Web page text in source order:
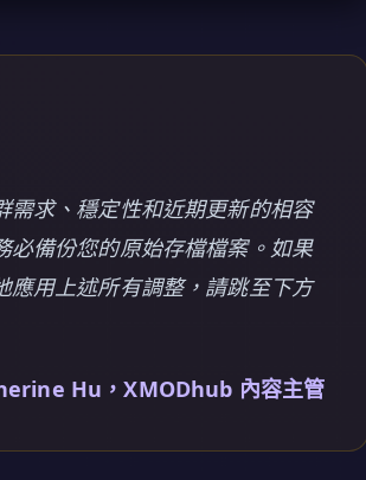
需求、穩定性和近期更新的相容
必備份您的原始存檔檔案。如果
應用上述所有調整，請跳至下方
Hu，XMODhub 內容主管